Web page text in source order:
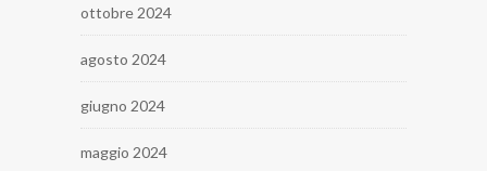
ottobre 2024
agosto 2024
giugno 2024
maggio 2024